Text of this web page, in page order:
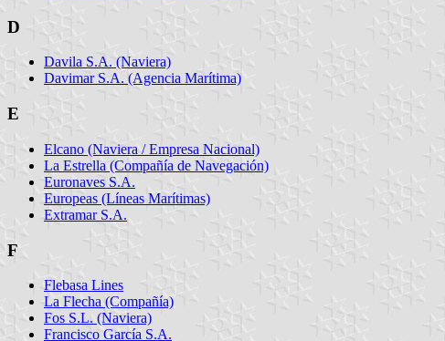
D
Davila S.A. (Naviera)
Davimar S.A. (Agencia Marítima)
E
Elcano (Naviera / Empresa Nacional)
La Estrella (Compañía de Navegación)
Euronaves S.A.
Europeas (Líneas Marítimas)
Extramar S.A.
F
Flebasa Lines
La Flecha (Compañía)
Fos S.L. (Naviera)
Francisco García S.A.